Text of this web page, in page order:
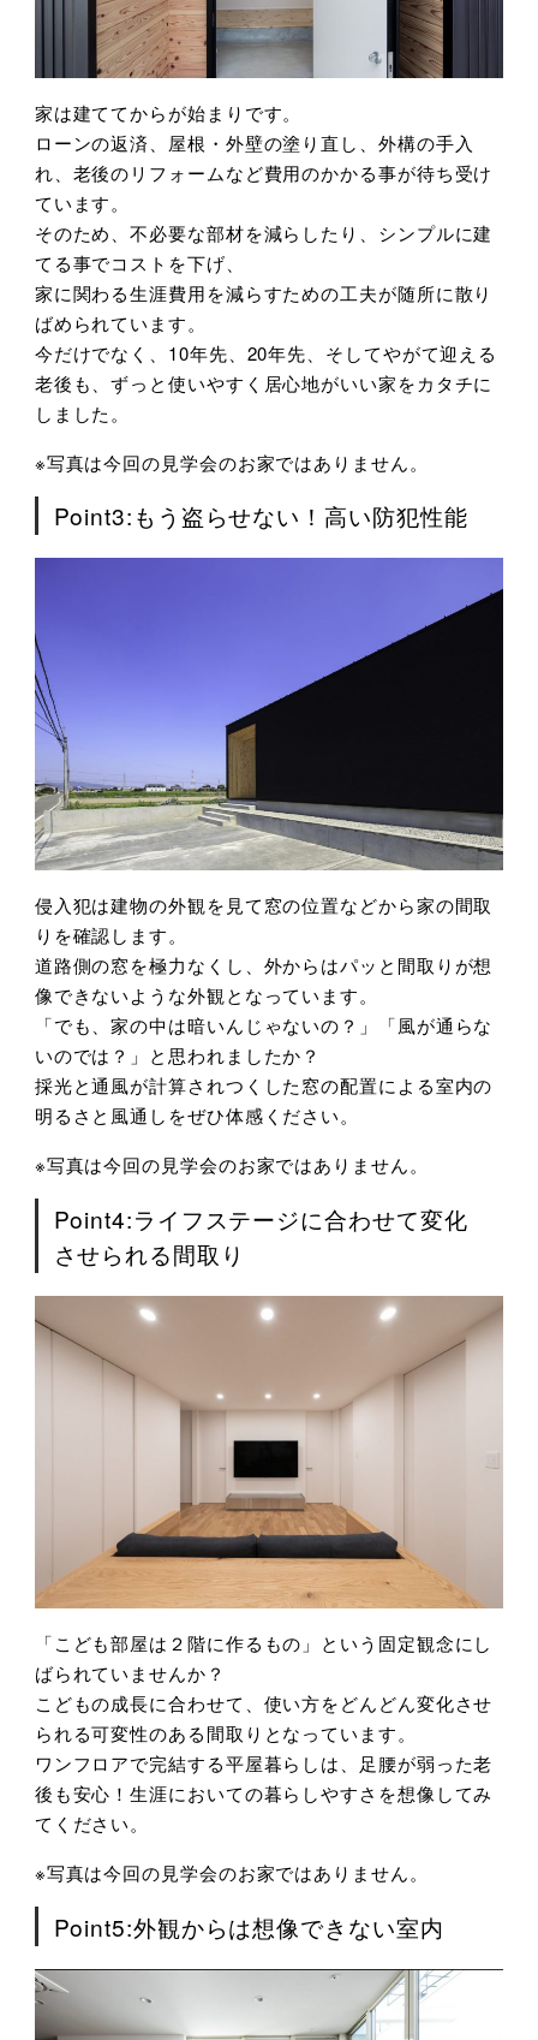
家は建ててからが始まりです。
ローンの返済、屋根・外壁の塗り直し、外構の手入
れ、老後のリフォームなど費用のかかる事が待ち受け
ています。
そのため、不必要な部材を減らしたり、シンプルに建
てる事でコストを下げ、
家に関わる生涯費用を減らすための工夫が随所に散り
ばめられています。
今だけでなく、10年先、20年先、そしてやがて迎える
老後も、ずっと使いやすく居心地がいい家をカタチに
しました。
※写真は今回の見学会のお家ではありません。
Point3:もう盗らせない！高い防犯性能
侵入犯は建物の外観を見て窓の位置などから家の間取
りを確認します。
道路側の窓を極力なくし、外からはパッと間取りが想
像できないような外観となっています。
「でも、家の中は暗いんじゃないの？」「風が通らな
いのでは？」と思われましたか？
採光と通風が計算されつくした窓の配置による室内の
明るさと風通しをぜひ体感ください。
※写真は今回の見学会のお家ではありません。
Point4:ライフステージに合わせて変化
させられる間取り
「こども部屋は２階に作るもの」という固定観念にし
ばられていませんか？
こどもの成長に合わせて、使い方をどんどん変化させ
られる可変性のある間取りとなっています。
ワンフロアで完結する平屋暮らしは、足腰が弱った老
後も安心！生涯においての暮らしやすさを想像してみ
てください。
※写真は今回の見学会のお家ではありません。
Point5:外観からは想像できない室内